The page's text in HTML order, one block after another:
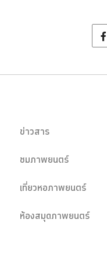
ข่าวสาร
ชมภาพยนตร์
เที่ยวหอภาพยนตร์
ห้องสมุดภาพยนตร์